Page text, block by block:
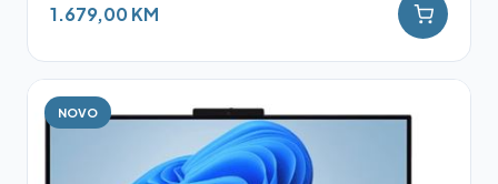
1.679,00 KM
NOVO